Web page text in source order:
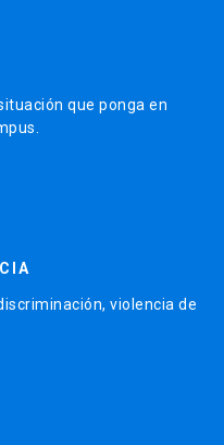
que ponga en
violencia de